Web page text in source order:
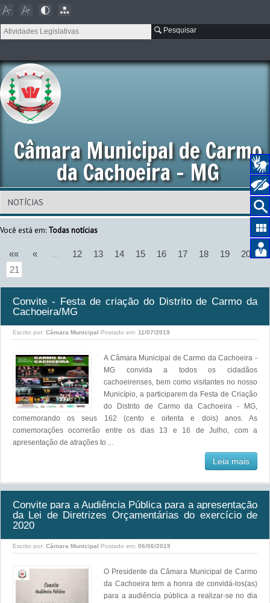
Pesquisar
Câmara Municipal de Carmo
da Cachoeira - MG
Você está em: Todas notícias
«« « … 12 13 14 15 16 17 18 19
20
21
Convite - Festa de criação do Distrito de Carmo da
Cachoeira/MG
Escrito por: Câmara Municipal Postado em: 11/07/2019
A Câmara Municipal de Carmo da Cachoeira -
MG convida a todos os cidadãos
cachoeirenses, bem como visitantes no nosso
Município, a participarem da Festa de Criação
do Distrito de Carmo da Cachoeira - MG,
comemorando os seus 162 (cento e oitenta e dois) anos. As
comemorações ocorrerão entre os dias 13 e 16 de Julho, com a
apresentação de atrações to ...
Leia mais
Convite para a Audiência Pública para a apresentação
da Lei de Diretrizes Orçamentárias do exercício de
2020
Escrito por: Câmara Municipal Postado em: 06/06/2019
O Presidente da Câmara Municipal de Carmo
da Cachoeira tem a honra de convidá-los(as)
para a audiência pública a realizar-se no dia